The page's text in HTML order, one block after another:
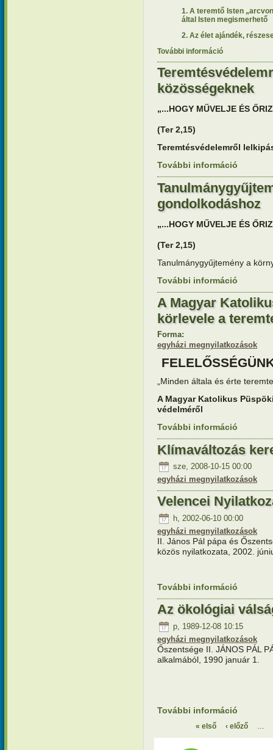
1. A teremtő Isten
által Isten megismerhető
2. Az élet ajándék,
További információ
közösségeknek
„...HOGY MŰVELJE ÉS
(Ter 2,15)
Teremtésvédelemről
További információ
gondolkodáshoz
„...HOGY MŰVELJE ÉS
(Ter 2,15)
Tanulmánygyűjtemény a
További információ
A Magyar
körlevele a
Forma:
egyházi megnyilatkozások
„Minden általa és érte
A Magyar Katolikus
védelméről
További információ
Klímaváltozás
sze, 2008-10-15 00:00
egyházi megnyilatkozások
Velencei
h, 2002-06-10 00:00
egyházi megnyilatkozások
II. János Pál pápa és
közös nyilatkozata, 2002.
További információ
Az ökológiai
p, 1989-12-08 10:15
egyházi megnyilatkozások
Őszentsége II. JÁNOS PÁL
alkalmából, 1990 január 1.
További információ
Oldalak
« első ‹ előző